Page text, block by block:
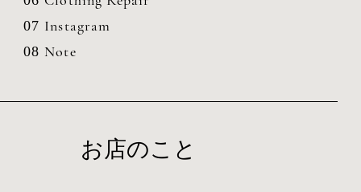
07 Instagram
08 Note
お店のこと